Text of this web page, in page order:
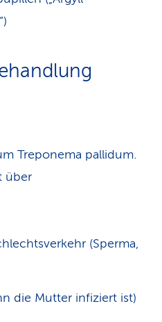
Treponema pallidum.
über
(Sperma,
die Mutter infiziert ist)